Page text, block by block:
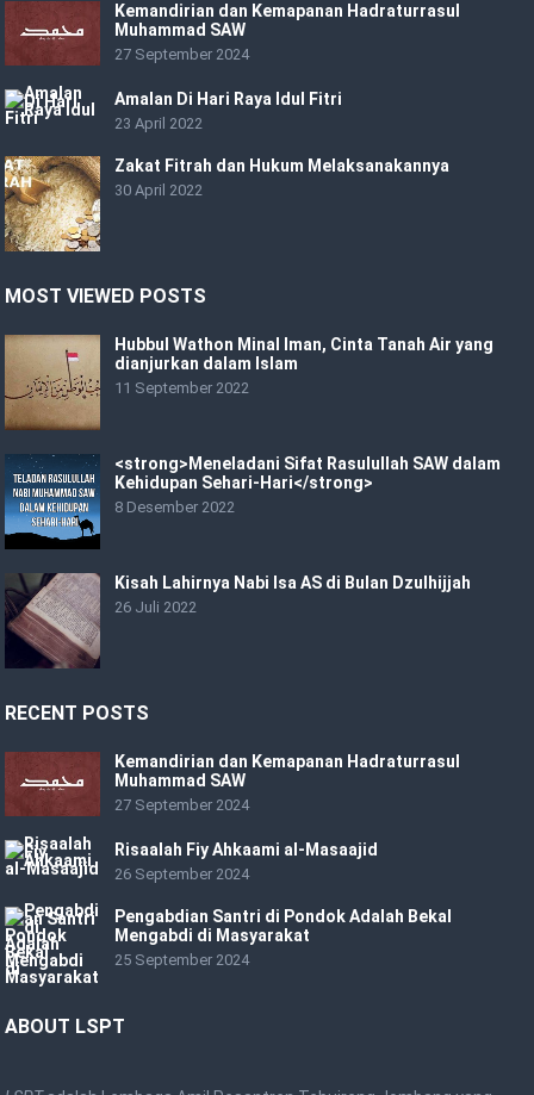
Kemandirian dan Kemapanan Hadraturrasul
Muhammad SAW
27 September 2024
Amalan Di Hari Raya Idul Fitri
23 April 2022
Zakat Fitrah dan Hukum Melaksanakannya
30 April 2022
MOST VIEWED POSTS
Hubbul Wathon Minal Iman, Cinta Tanah Air yang
dianjurkan dalam Islam
11 September 2022
<strong>Meneladani Sifat Rasulullah SAW dalam
Kehidupan Sehari-Hari</strong>
8 Desember 2022
Kisah Lahirnya Nabi Isa AS di Bulan Dzulhijjah
26 Juli 2022
RECENT POSTS
Kemandirian dan Kemapanan Hadraturrasul
Muhammad SAW
27 September 2024
Risaalah Fiy Ahkaami al-Masaajid
26 September 2024
Pengabdian Santri di Pondok Adalah Bekal
Mengabdi di Masyarakat
25 September 2024
ABOUT LSPT